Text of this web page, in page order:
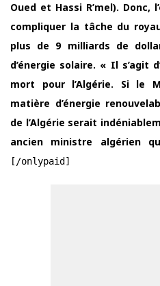
Oued et Hassi R’mel). Donc,
compliquer la tâche du
plus de 9 milliards de
d’énergie solaire. « Il s’agit
mort pour l’Algérie. Si le
matière d’énergie
de l’Algérie serait
ancien ministre algérien
[/onlypaid]